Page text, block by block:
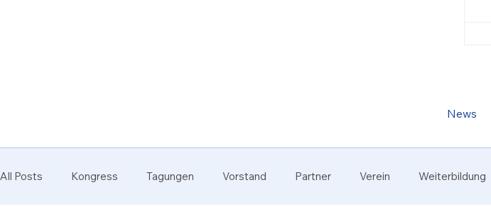
News
All Posts Kongress Tagungen Vorstand Partner Verein Weiterbildung